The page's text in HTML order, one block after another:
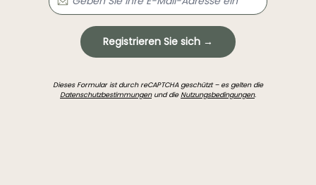
Registrieren Sie sich →
Dieses Formular ist durch reCAPTCHA geschützt – es gelten die
Datenschutzbestimmungenund dieNutzungsbedingungen.